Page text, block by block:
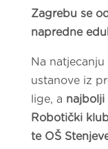
Zagrebu se
napredne
Na
ustanove iz
lige, a najbolji
Robotički
te OŠ